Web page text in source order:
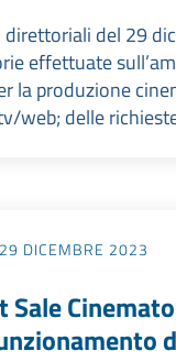
direttoriali del 29
effettuate
la produzione
web; delle
DICEMBRE 2023
Sale